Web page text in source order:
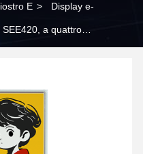
E > Display e-
a quattro